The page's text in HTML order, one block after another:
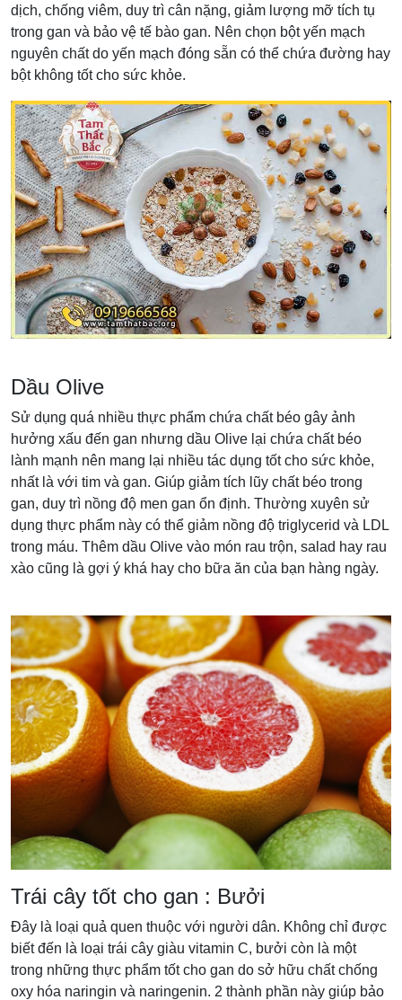
dịch, chống viêm, duy trì cân nặng, giảm lượng mỡ tích tụ
trong gan và bảo vệ tế bào gan. Nên chọn bột yến mạch
nguyên chất do yến mạch đóng sẵn có thể chứa đường hay
bột không tốt cho sức khỏe.
Dầu Olive
Sử dụng quá nhiều thực phẩm chứa chất béo gây ảnh
hưởng xấu đến gan nhưng dầu Olive lại chứa chất béo
lành mạnh nên mang lại nhiều tác dụng tốt cho sức khỏe,
nhất là với tim và gan. Giúp giảm tích lũy chất béo trong
gan, duy trì nồng độ men gan ổn định. Thường xuyên sử
dụng thực phẩm này có thể giảm nồng độ triglycerid và LDL
trong máu. Thêm dầu Olive vào món rau trộn, salad hay rau
xào cũng là gợi ý khá hay cho bữa ăn của bạn hàng ngày.
Trái cây tốt cho gan : Bưởi
Đây là loại quả quen thuộc với người dân. Không chỉ được
biết đến là loại trái cây giàu vitamin C, bưởi còn là một
trong những thực phẩm tốt cho gan do sở hữu chất chống
oxy hóa naringin và naringenin. 2 thành phần này giúp bảo